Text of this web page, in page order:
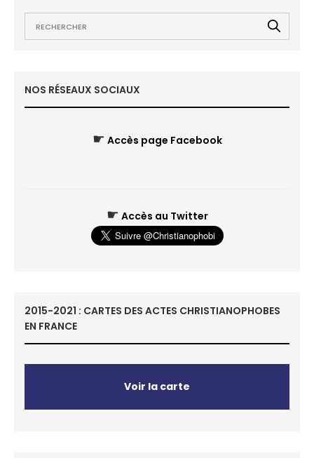
NOS RÉSEAUX SOCIAUX
☛ Accès page Facebook
☛ Accès au Twitter
2015-2021 : CARTES DES ACTES CHRISTIANOPHOBES
EN FRANCE
Voir la carte